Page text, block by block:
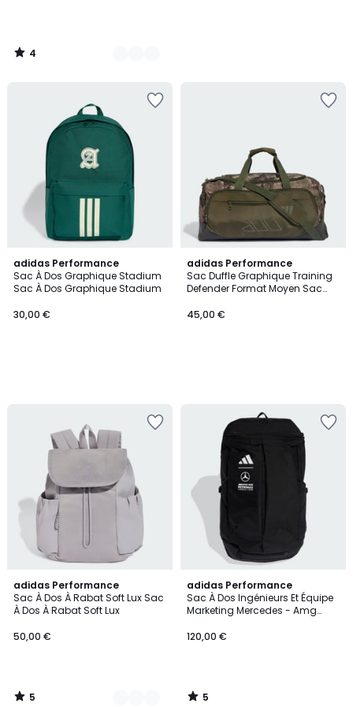
4
/
adidas Performance
Sac À Dos Graphique Stadium
Sac À Dos Graphique Stadium
30,00 €
adidas Performance
Sac Duffle Graphique Training
Defender Format Moyen Sac
Defender Format Moyen
45,00 €
adidas Performance
Sac À Dos À Rabat Soft Lux Sac
À Dos À Rabat Soft Lux
50,00 €
5
/
5
2
Couleurs
5
/
adidas Performance
Sac À Dos Ingénieurs Et Équipe
Marketing Mercedes - Amg
Ingénieurs Et Équipe Marketing
120,00 €
5
/
5
5
/